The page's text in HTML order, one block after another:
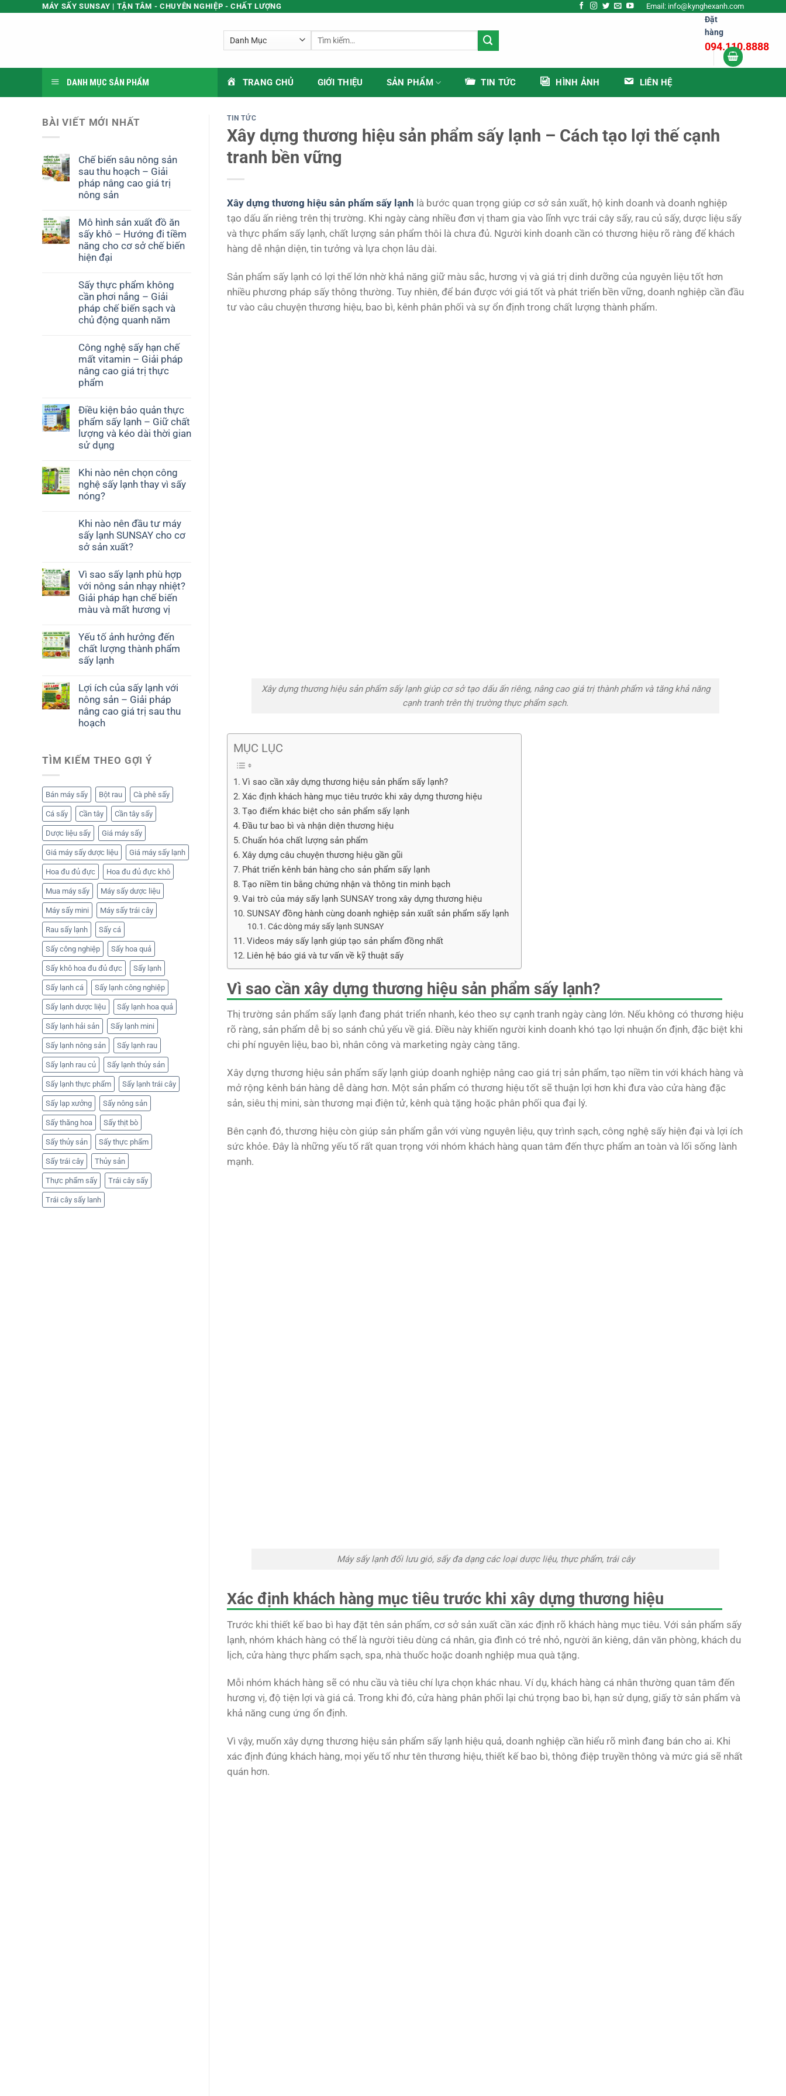
MÁY SẤY SUNSAY | TẬN TÂM - CHUYÊN NGHIỆP - CHẤT LƯỢNG Email: info@kynghexanh.com
Tìm
Đặt
hàng
094.110.8888
DANH MỤC SẢN PHẨM TRANG CHỦ GIỚI THIỆU SẢN PHẨM TIN TỨC HÌNH ẢNH LIÊN HỆ
BÀI VIẾT MỚI NHẤT
Chế biến sâu nông sản
sau thu hoạch – Giải
pháp nâng cao giá trị
nông sản
Mô hình sản xuất đồ ăn
sấy khô – Hướng đi tiềm
năng cho cơ sở chế biến
hiện đại
Sấy thực phẩm không
cần phơi nắng – Giải
pháp chế biến sạch và
chủ động quanh năm
Công nghệ sấy hạn chế
mất vitamin – Giải pháp
nâng cao giá trị thực
phẩm
Điều kiện bảo quản thực
phẩm sấy lạnh – Giữ chất
lượng và kéo dài thời gian
sử dụng
Khi nào nên chọn công
nghệ sấy lạnh thay vì sấy
nóng?
Khi nào nên đầu tư máy
sấy lạnh SUNSAY cho cơ
sở sản xuất?
Vì sao sấy lạnh phù hợp
với nông sản nhạy nhiệt?
Giải pháp hạn chế biến
màu và mất hương vị
Yếu tố ảnh hưởng đến
chất lượng thành phẩm
sấy lạnh
Lợi ích của sấy lạnh với
nông sản – Giải pháp
nâng cao giá trị sau thu
hoạch
TÌM KIẾM THEO GỢI Ý
Bán máy sấy Bột rau Cà phê sấy
Cá sấy Cần tây Cần tây sấy
Dược liệu sấy Giá máy sấy
Giá máy sấy dược liệu Giá máy sấy lạnh
Hoa đu đủ đực Hoa đu đủ đực khô
Mua máy sấy Máy sấy dược liệu
Máy sấy mini Máy sấy trái cây
Rau sấy lạnh Sấy cá
Sấy công nghiệp Sấy hoa quả
Sấy khô hoa đu đủ đực Sấy lạnh
Sấy lạnh cá Sấy lạnh công nghiệp
Sấy lạnh dược liệu Sấy lạnh hoa quả
Sấy lạnh hải sản Sấy lạnh mini
Sấy lạnh nông sản Sấy lạnh rau
Sấy lạnh rau củ Sấy lạnh thủy sản
Sấy lạnh thực phẩm Sấy lạnh trái cây
Sấy lạp xưởng Sấy nông sản
Sấy thăng hoa Sấy thịt bò
Sấy thủy sản Sấy thực phẩm
Sấy trái cây Thủy sản
Thực phẩm sấy Trái cây sấy
Trái cây sấy lanh
TIN TỨC
Xây dựng thương hiệu sản phẩm sấy lạnh – Cách tạo lợi thế cạnh
tranh bền vững
Xây dựng thương hiệu sản phẩm sấy lạnh là bước quan trọng giúp cơ sở sản xuất, hộ kinh doanh và doanh nghiệp
tạo dấu ấn riêng trên thị trường. Khi ngày càng nhiều đơn vị tham gia vào lĩnh vực trái cây sấy, rau củ sấy, dược liệu sấy
và thực phẩm sấy lạnh, chất lượng sản phẩm thôi là chưa đủ. Người kinh doanh cần có thương hiệu rõ ràng để khách
hàng dễ nhận diện, tin tưởng và lựa chọn lâu dài.
Sản phẩm sấy lạnh có lợi thế lớn nhờ khả năng giữ màu sắc, hương vị và giá trị dinh dưỡng của nguyên liệu tốt hơn
nhiều phương pháp sấy thông thường. Tuy nhiên, để bán được với giá tốt và phát triển bền vững, doanh nghiệp cần đầu
tư vào câu chuyện thương hiệu, bao bì, kênh phân phối và sự ổn định trong chất lượng thành phẩm.
Xây dựng thương hiệu sản phẩm sấy lạnh giúp cơ sở tạo dấu ấn riêng, nâng cao giá trị thành phẩm và tăng khả năng
cạnh tranh trên thị trường thực phẩm sạch.
MỤC LỤC
Vì sao cần xây dựng thương hiệu sản phẩm sấy lạnh?
Xác định khách hàng mục tiêu trước khi xây dựng thương hiệu
Tạo điểm khác biệt cho sản phẩm sấy lạnh
Đầu tư bao bì và nhận diện thương hiệu
Chuẩn hóa chất lượng sản phẩm
Xây dựng câu chuyện thương hiệu gần gũi
Phát triển kênh bán hàng cho sản phẩm sấy lạnh
Tạo niềm tin bằng chứng nhận và thông tin minh bạch
Vai trò của máy sấy lạnh SUNSAY trong xây dựng thương hiệu
SUNSAY đồng hành cùng doanh nghiệp sản xuất sản phẩm sấy lạnh
Các dòng máy sấy lạnh SUNSAY
Videos máy sấy lạnh giúp tạo sản phẩm đồng nhất
Liên hệ báo giá và tư vấn về kỹ thuật sấy
Vì sao cần xây dựng thương hiệu sản phẩm sấy lạnh?
Thị trường sản phẩm sấy lạnh đang phát triển nhanh, kéo theo sự cạnh tranh ngày càng lớn. Nếu không có thương hiệu
rõ ràng, sản phẩm dễ bị so sánh chủ yếu về giá. Điều này khiến người kinh doanh khó tạo lợi nhuận ổn định, đặc biệt khi
chi phí nguyên liệu, bao bì, nhân công và marketing ngày càng tăng.
Xây dựng thương hiệu sản phẩm sấy lạnh giúp doanh nghiệp nâng cao giá trị sản phẩm, tạo niềm tin với khách hàng và
mở rộng kênh bán hàng dễ dàng hơn. Một sản phẩm có thương hiệu tốt sẽ thuận lợi hơn khi đưa vào cửa hàng đặc
sản, siêu thị mini, sàn thương mại điện tử, kênh quà tặng hoặc phân phối qua đại lý.
Bên cạnh đó, thương hiệu còn giúp sản phẩm gắn với vùng nguyên liệu, quy trình sạch, công nghệ sấy hiện đại và lợi ích
sức khỏe. Đây là những yếu tố rất quan trọng với nhóm khách hàng quan tâm đến thực phẩm an toàn và lối sống lành
mạnh.
Máy sấy lạnh đối lưu gió, sấy đa dạng các loại dược liệu, thực phẩm, trái cây
Xác định khách hàng mục tiêu trước khi xây dựng thương hiệu
Trước khi thiết kế bao bì hay đặt tên sản phẩm, cơ sở sản xuất cần xác định rõ khách hàng mục tiêu. Với sản phẩm sấy
lạnh, nhóm khách hàng có thể là người tiêu dùng cá nhân, gia đình có trẻ nhỏ, người ăn kiêng, dân văn phòng, khách du
lịch, cửa hàng thực phẩm sạch, spa, nhà thuốc hoặc doanh nghiệp mua quà tặng.
Mỗi nhóm khách hàng sẽ có nhu cầu và tiêu chí lựa chọn khác nhau. Ví dụ, khách hàng cá nhân thường quan tâm đến
hương vị, độ tiện lợi và giá cả. Trong khi đó, cửa hàng phân phối lại chú trọng bao bì, hạn sử dụng, giấy tờ sản phẩm và
khả năng cung ứng ổn định.
Vì vậy, muốn xây dựng thương hiệu sản phẩm sấy lạnh hiệu quả, doanh nghiệp cần hiểu rõ mình đang bán cho ai. Khi
xác định đúng khách hàng, mọi yếu tố như tên thương hiệu, thiết kế bao bì, thông điệp truyền thông và mức giá sẽ nhất
quán hơn.